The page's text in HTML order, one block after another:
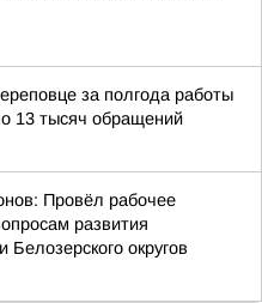
за полгода работы
13 тысяч обращений
Провёл рабочее
развития
Белозерского округов